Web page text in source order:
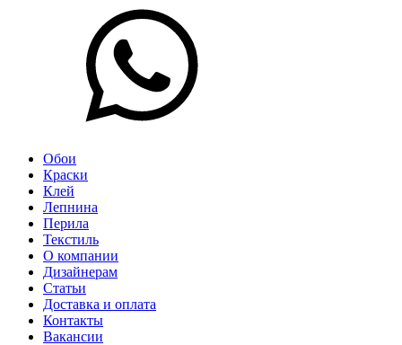
Обои
Краски
Клей
Лепнина
Перила
Текстиль
О компании
Дизайнерам
Статьи
Доставка и оплата
Контакты
Вакансии